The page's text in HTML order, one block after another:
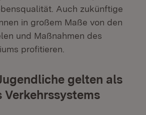
Auch zukünftige
in großem Maße von den
und Maßnahmen des
profitieren.
gelten als
Verkehrssystems